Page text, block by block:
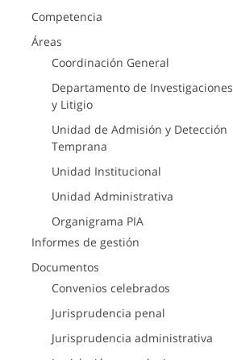
Competencia
Áreas
Coordinación General
Departamento de Investigaciones
y Litigio
Unidad de Admisión y Detección
Temprana
Unidad Institucional
Unidad Administrativa
Organigrama PIA
Informes de gestión
Documentos
Convenios celebrados
Jurisprudencia penal
Jurisprudencia administrativa